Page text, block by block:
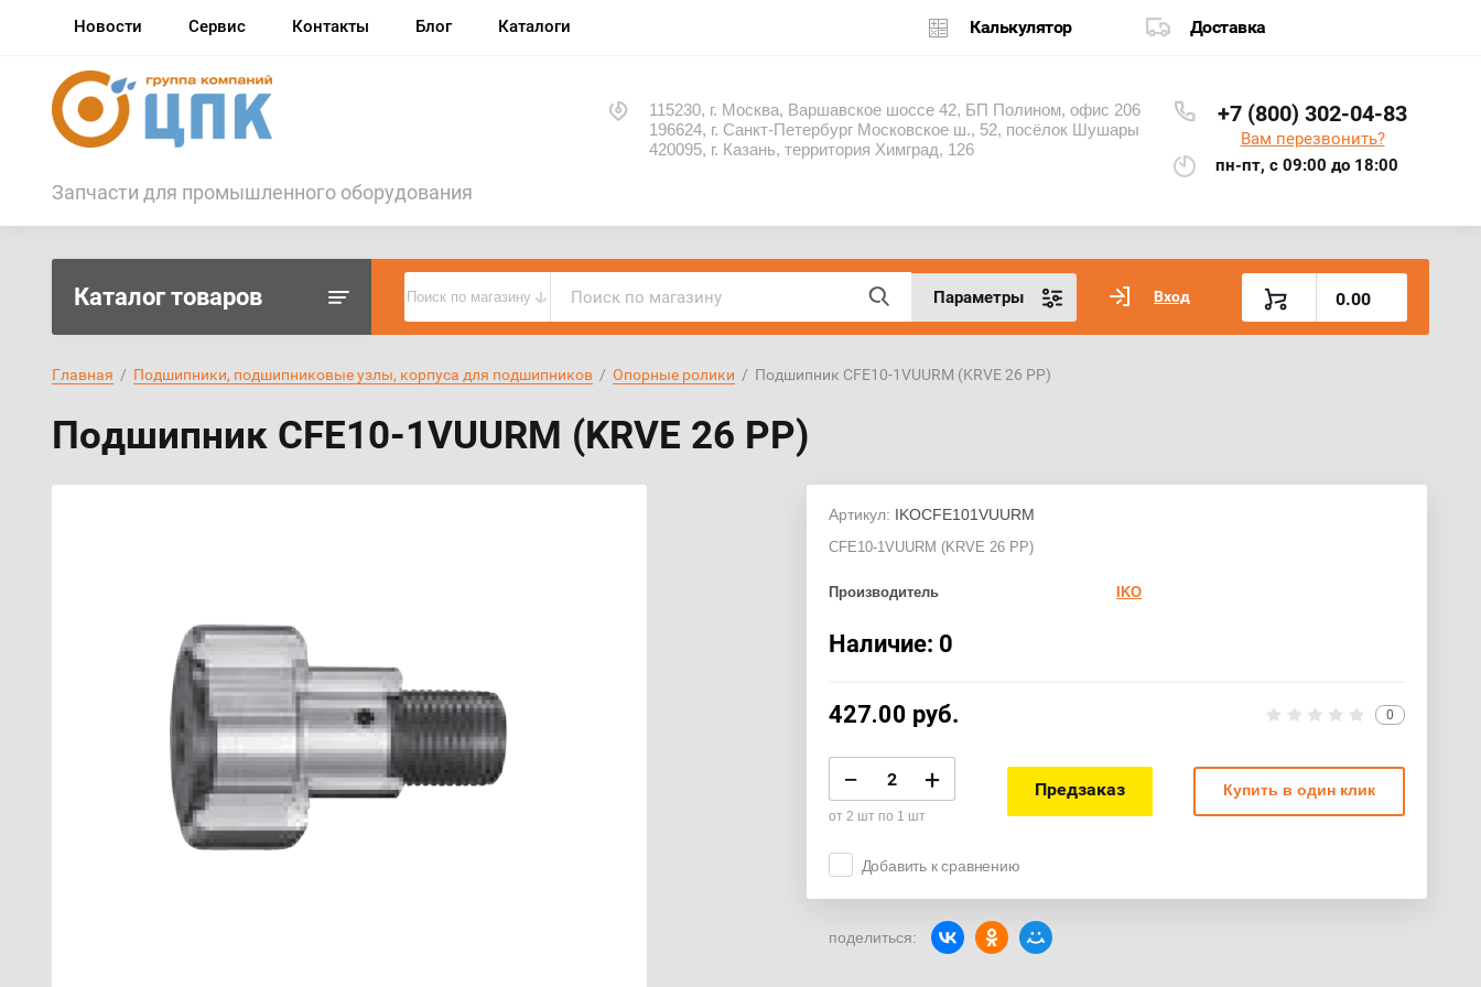
Новости Сервис Контакты Блог Каталоги Калькулятор Доставка
Запчасти для промышленного оборудования
115230, г. Москва, Варшавское шоссе 42, БП Полином, офис 206
196624, г. Санкт-Петербург Московское ш., 52, посёлок Шушары
420095, г. Казань, территория Химград, 126
+7 (800) 302-04-83
Вам перезвонить?
пн-пт, с 09:00 до 18:00
Каталог товаров Поиск по магазину Параметры Вход 0.00
Главная
  /
Подшипники, подшипниковые узлы, корпуса для подшипников
  /
Опорные ролики
  /  Подшипник CFE10-1VUURM (KRVE 26 PP)
Подшипник CFE10-1VUURM (KRVE 26 PP)
Артикул: IKOCFE101VUURM
CFE10-1VUURM (KRVE 26 PP)
Производитель IKO
Наличие: 0
427.00 руб. 0
− +
от 2 шт по 1 шт
Предзаказ Купить в один клик
Добавить к сравнению
поделиться: